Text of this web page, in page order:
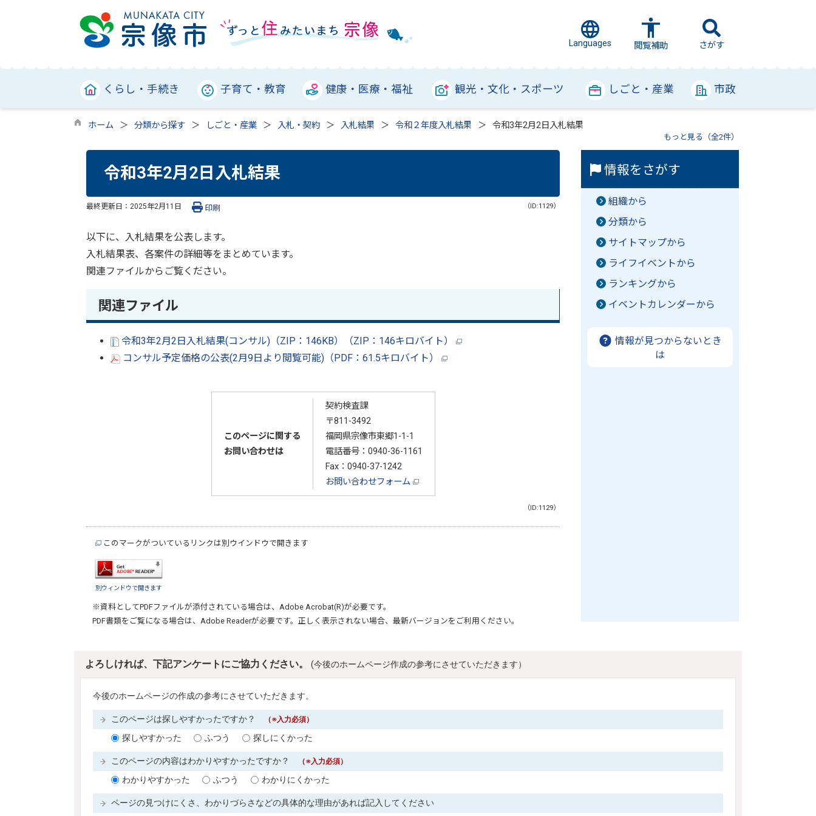
Languages 閲覧補助 さがす
くらし・手続き 子育て・教育 健康・医療・福祉 観光・文化・スポーツ しごと・産業 市政
ホーム 分類から探す しごと・産業 入札・契約 入札結果 令和２年度入札結果 令和3年2月2日入札結果
もっと見る（全2件）
令和3年2月2日入札結果
最終更新日： 2025年2月11日 （ID:1129）
印刷
以下に、入札結果を公表します。
入札結果表、各案件の詳細等をまとめています。
関連ファイルからご覧ください。
関連ファイル
令和3年2月2日入札結果(コンサル)（ZIP：146KB）（ZIP：146キロバイト）
コンサル予定価格の公表(2月9日より閲覧可能)（PDF：61.5キロバイト）
このページに関する
お問い合わせは
契約検査課
〒811-3492
福岡県宗像市東郷1-1-1
電話番号： 0940-36-1161
Fax：0940-37-1242
お問い合わせフォーム
（ID:1129）
このマークがついているリンクは別ウインドウで開きます
別ウィンドウで開きます
※資料としてPDFファイルが添付されている場合は、 Adobe Acrobat(R)が必要です。
PDF書類をご覧になる場合は、 Adobe Readerが必要です。正しく表示されない場合、最新バージョンをご利用ください。
情報をさがす
組織から
分類から
サイトマップから
ライフイベントから
ランキングから
イベントカレンダーから
情報が見つからないとき
は